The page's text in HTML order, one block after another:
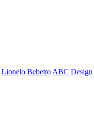
Lionelo Bebetto ABC Design